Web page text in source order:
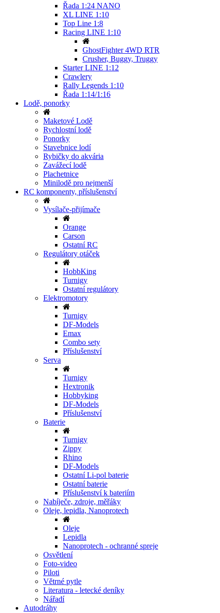
Řada 1:24 NANO
XL LINE 1:10
Top Line 1:8
Racing LINE 1:10
GhostFighter 4WD RTR
Crusher, Buggy, Truggy
Starter LINE 1:12
Crawlery
Rally Legends 1:10
Řada 1:14/1:16
Lodě, ponorky
Maketové Lodě
Rychlostní lodě
Ponorky
Stavebnice lodí
Rybičky do akvária
Zavážecí lodě
Plachetnice
Minilodě pro nejmenší
RC komponenty, příslušenství
Vysílače-přijímače
Orange
Carson
Ostatní RC
Regulátory otáček
HobbKing
Turnigy
Ostatní regulátory
Elektromotory
Turnigy
DF-Models
Emax
Combo sety
Příslušenství
Serva
Turnigy
Hextronik
Hobbyking
DF-Models
Příslušenství
Baterie
Turnigy
Zippy
Rhino
DF-Models
Ostatní Li-pol baterie
Ostatní baterie
Příslušenství k bateriím
Nabíječe, zdroje, měřáky
Oleje, lepidla, Nanoprotech
Oleje
Lepidla
Nanoprotech - ochranné spreje
Osvětlení
Foto-video
Piloti
Větrné pytle
Literatura - letecké deníky
Nářadí
Autodráhy